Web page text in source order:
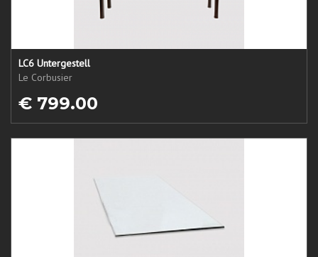
LC6 Untergestell
Le Corbusier
€ 799.00